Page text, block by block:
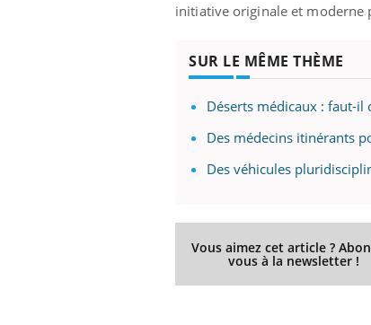
initiative originale et moderne
SUR LE MÊME THÈME
Déserts médicaux : faut-il
Des médecins itinérants
Des véhicules
Vous aimez cet article ?
vous à la newsletter !